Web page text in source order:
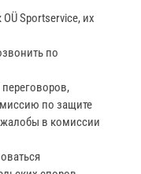
OÜ Sportservice, их
по
переговоров,
по защите
жалобы в комиссии